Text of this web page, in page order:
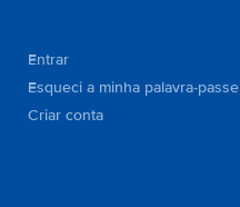
Entrar
Esqueci a minha palavra-passe
Criar conta